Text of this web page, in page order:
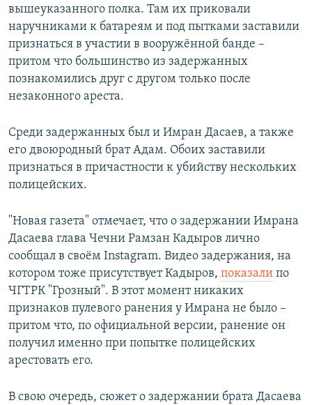
вышеуказанного полка. Там их приковали
наручниками к батареям и под пытками заставили
признаться в участии в вооружённой банде –
притом что большинство из задержанных
познакомились друг с другом только после
незаконного ареста.
Среди задержанных был и Имран Дасаев, а также
его двоюродный брат Адам. Обоих заставили
признаться в причастности к убийству нескольких
полицейских.
"Новая газета" отмечает, что о задержании Имрана
Дасаева глава Чечни Рамзан Кадыров лично
сообщал в своём Instagram. Видео задержания, на
котором тоже присутствует Кадыров, показали по
ЧГТРК "Грозный". В этот момент никаких
признаков пулевого ранения у Имрана не было –
притом что, по официальной версии, ранение он
получил именно при попытке полицейских
арестовать его.
В свою очередь, сюжет о задержании брата Дасаева